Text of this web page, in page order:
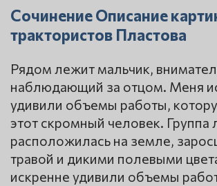
Сочинение Описание
трактористов Пластова
Рядом лежит мальчик,
наблюдающий за отцом. Меня
удивили объемы работы,
этот скромный человек. Группа
расположилась на земле,
травой и дикими полевыми
искренне удивили объемы